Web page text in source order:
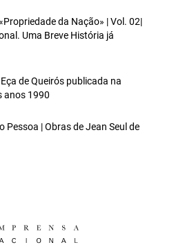
da Nação» | Vol. 02|
Uma Breve História já
de Queirós publicada na
anos 1990
Pessoa | Obras de Jean Seul de